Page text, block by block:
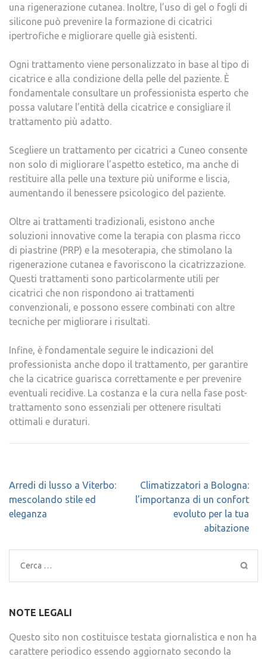
una rigenerazione cutanea. Inoltre, l’uso di gel o fogli di
silicone può prevenire la formazione di cicatrici
ipertrofiche e migliorare quelle già esistenti.
Ogni trattamento viene personalizzato in base al tipo di
cicatrice e alla condizione della pelle del paziente. È
fondamentale consultare un professionista esperto che
possa valutare l’entità della cicatrice e consigliare il
trattamento più adatto.
Scegliere un trattamento per cicatrici a Cuneo consente
non solo di migliorare l’aspetto estetico, ma anche di
restituire alla pelle una texture più uniforme e liscia,
aumentando il benessere psicologico del paziente.
Oltre ai trattamenti tradizionali, esistono anche
soluzioni innovative come la terapia con plasma ricco
di piastrine (PRP) e la mesoterapia, che stimolano la
rigenerazione cutanea e favoriscono la cicatrizzazione.
Questi trattamenti sono particolarmente utili per
cicatrici che non rispondono ai trattamenti
convenzionali, e possono essere combinati con altre
tecniche per migliorare i risultati.
Infine, è fondamentale seguire le indicazioni del
professionista anche dopo il trattamento, per garantire
che la cicatrice guarisca correttamente e per prevenire
eventuali recidive. La costanza e la cura nella fase post-
trattamento sono essenziali per ottenere risultati
ottimali e duraturi.
Navigazione
articoli
Arredi di lusso a Viterbo:
mescolando stile ed
eleganza
Climatizzatori a Bologna:
l’importanza di un confort
evoluto per la tua
abitazione
Ricerca
per:
NOTE LEGALI
Questo sito non costituisce testata giornalistica e non ha
carattere periodico essendo aggiornato secondo la